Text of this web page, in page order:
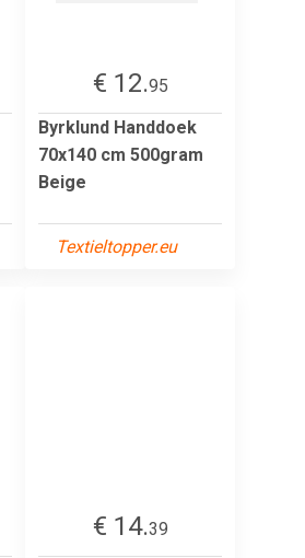
€ 12.95
Byrklund Handdoek
70x140 cm 500gram
Beige
Textieltopper.eu
€ 14.39